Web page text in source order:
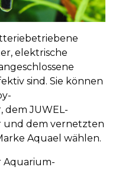
elektrische
sind. Sie können
dem JUWEL-
und dem vernetzten
Aquael wählen.
Aquarium-